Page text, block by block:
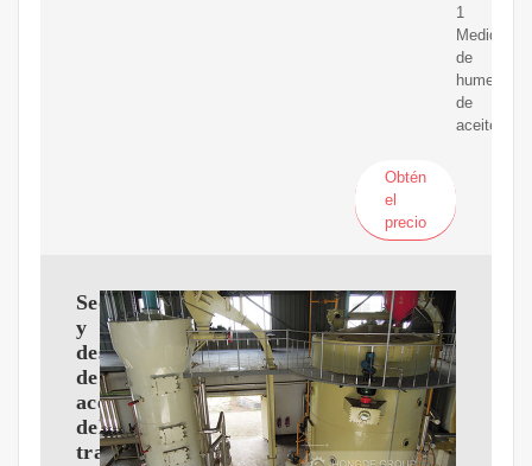
1
Medidor
de
humedad
de
aceite
Obtén
el
precio
Secado
y
desgasificación
de
aceite
del
transformador